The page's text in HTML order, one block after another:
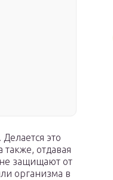
это
отдавая
защищают от
организма в